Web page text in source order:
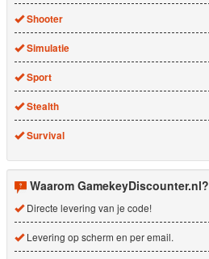
Shooter
Simulatie
Sport
Stealth
Survival
Waarom GamekeyDiscounter.nl?
Directe levering van je code!
Levering op scherm en per email.